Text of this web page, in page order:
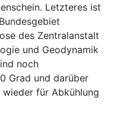
Letzteres ist
des Zentralanstalt
und Geodynamik
noch
Grad und darüber
für Abkühlung